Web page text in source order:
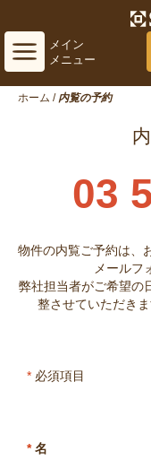
メイン
メニュー
ホーム / 内覧の予約
03
物件の内覧ご予約は、
メールフ
弊社担当者がご希望の
整させていただき
* 必須項目
*名